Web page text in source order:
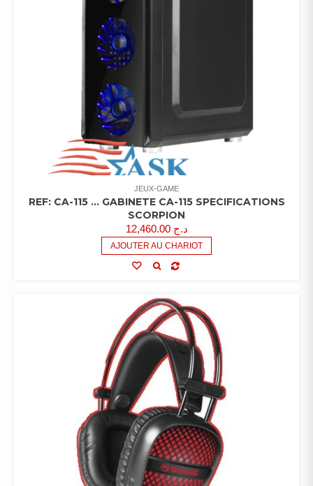
JEUX-GAME
REF: CA-115 … GABINETE CA-115 SPECIFICATIONS
SCORPION
د.ج 12,460.00
AJOUTER AU CHARIOT